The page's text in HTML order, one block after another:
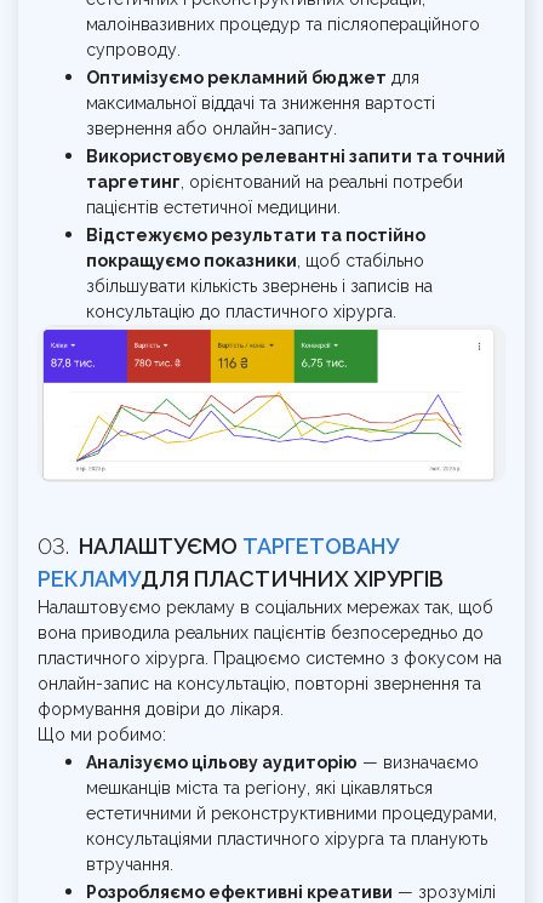
малоінвазивних процедур та післяопераційного
супроводу.
Оптимізуємо рекламний бюджет для
максимальної віддачі та зниження вартості
звернення або онлайн-запису.
Використовуємо релевантні запити та точний
таргетинг, орієнтований на реальні потреби
пацієнтів естетичної медицини.
Відстежуємо результати та постійно
покращуємо показники, щоб стабільно
збільшувати кількість звернень і записів на
консультацію до пластичного хірурга.
НАЛАШТУЄМО ТАРГЕТОВАНУ
РЕКЛАМУДЛЯ ПЛАСТИЧНИХ ХІРУРГІВ
Налаштовуємо рекламу в соціальних мережах так, щоб
вона приводила реальних пацієнтів безпосередньо до
пластичного хірурга. Працюємо системно з фокусом на
онлайн-запис на консультацію, повторні звернення та
формування довіри до лікаря.
Що ми робимо:
Аналізуємо цільову аудиторію — визначаємо
мешканців міста та регіону, які цікавляться
естетичними й реконструктивними процедурами,
консультаціями пластичного хірурга та планують
втручання.
Розробляємо ефективні креативи — зрозумілі